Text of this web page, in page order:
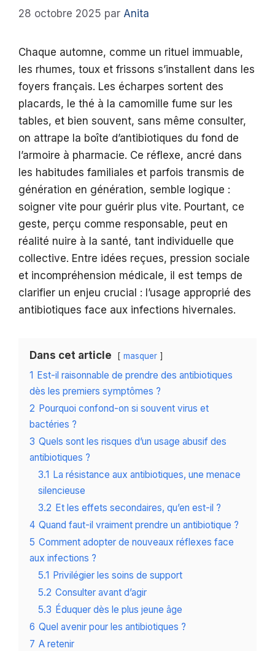
28 octobre 2025 par Anita
Chaque automne, comme un rituel immuable,
les rhumes, toux et frissons s’installent dans les
foyers français. Les écharpes sortent des
placards, le thé à la camomille fume sur les
tables, et bien souvent, sans même consulter,
on attrape la boîte d’antibiotiques du fond de
l’armoire à pharmacie. Ce réflexe, ancré dans
les habitudes familiales et parfois transmis de
génération en génération, semble logique :
soigner vite pour guérir plus vite. Pourtant, ce
geste, perçu comme responsable, peut en
réalité nuire à la santé, tant individuelle que
collective. Entre idées reçues, pression sociale
et incompréhension médicale, il est temps de
clarifier un enjeu crucial : l’usage approprié des
antibiotiques face aux infections hivernales.
Dans cet article masquer
1 Est-il raisonnable de prendre des antibiotiques
dès les premiers symptômes ?
2 Pourquoi confond-on si souvent virus et
bactéries ?
3 Quels sont les risques d’un usage abusif des
antibiotiques ?
3.1 La résistance aux antibiotiques, une menace
silencieuse
3.2 Et les effets secondaires, qu’en est-il ?
4 Quand faut-il vraiment prendre un antibiotique ?
5 Comment adopter de nouveaux réflexes face
aux infections ?
5.1 Privilégier les soins de support
5.2 Consulter avant d’agir
5.3 Éduquer dès le plus jeune âge
6 Quel avenir pour les antibiotiques ?
7 A retenir